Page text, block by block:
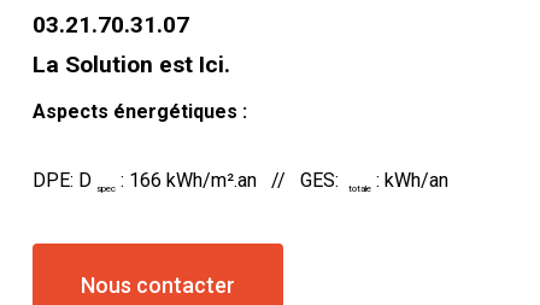
03.21.70.31.07
La Solution est Ici.
Aspects énergétiques :
DPE: D spec : 166 kWh/m².an // GES: totale : kWh/an
Nous contacter